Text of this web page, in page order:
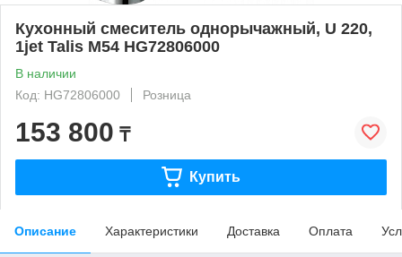
Кухонный смеситель однорычажный, U 220,
1jet Talis M54 HG72806000
В наличии
Код: HG72806000
Розница
153 800 ₸
Купить
Описание Характеристики Доставка Оплата